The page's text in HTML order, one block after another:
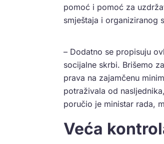
pomoć i pomoć za
smještaja i organiziranog
– Dodatno se propisuju
socijalne skrbi. Brišemo
prava na zajamčenu
potraživala od
poručio je ministar rada,
Veća